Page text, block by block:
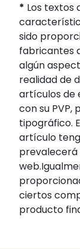
* Los textos
sido
fabricantes
algún
realidad de
artículos de
con su
tipográfico.
artículo
prevalecerá
ciertos
producto